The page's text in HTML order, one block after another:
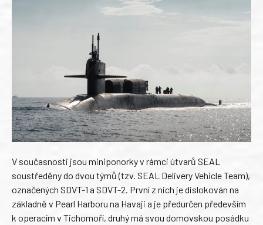
V současnosti jsou miniponorky v rámci útvarů SEAL
soustředěny do dvou týmů (tzv. SEAL Delivery Vehicle Team),
označených SDVT-1 a SDVT-2. První z nich je dislokován na
základně v Pearl Harboru na Havaji a je předurčen především
k operacím v Tichomoří, druhý má svou domovskou posádku